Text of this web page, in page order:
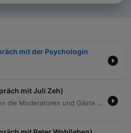
mit der Psychologin
mit Juli Zeh)
In dieser Episode analysieren die Moderatoren und Gäste die tiefgreifende Systemkrise in Deutschland, die von einer zunehmenden Politikverdrossenheit bis hin zur Ablehnung demokratischer Institutionen reicht. Die Diskussion beleuchtet den Einfluss der Datenökonomie, die Folgen extremer Individualisierung sowie die sozioökonomische Entfremdung zwischen einer akademisch geprägten politischen Elite und der Bevölkerung. Darüber hinaus werden die Herausforderungen durch politische Instabilität, den zunehmenden Konformitätsdruck in Medien und Politik sowie die Gefahr des Technofeudalismus thematisiert. Trotz der Analyse gesellschaftlicher Spaltungen und systemischer Probleme plädieren die Sprecher für einen Realismus, der auf die Resilienz des Grundgesetzes vertraut, während sie gleichzeitig Reformvorschläge zur Stärkung der direkten Mitbestimmung erörtern.